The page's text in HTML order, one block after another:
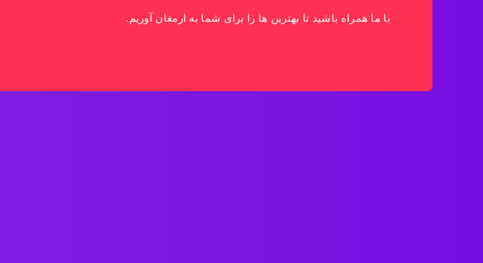
با ما همراه باشید تا بهترین ها را برای شما به ارمغان آوریم.